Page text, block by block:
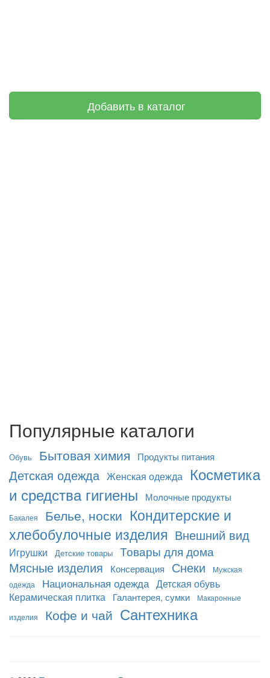
Добавить в каталог
Популярные каталоги
Обувь Бытовая химия Продукты питания
Детская одежда Женская одежда
Косметика
и средства гигиены
Молочные продукты
Бакалея Белье, носки Кондитерские и
хлебобулочные изделия Внешний вид
Игрушки Детские товары Товары для дома
Мясные изделия Консервация Снеки
Мужская
одежда
Национальная одежда Детская обувь
Керамическая плитка
Галантерея, сумки
Макаронные
изделия
Кофе и чай Сантехника